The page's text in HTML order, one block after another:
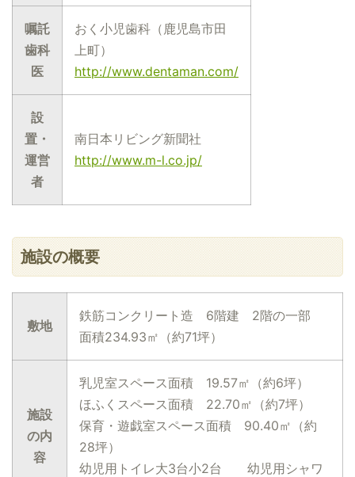
嘱託
歯科
医
おく小児歯科（鹿児島市田
上町）
http://www.dentaman.com/
設
置・
運営
者
南日本リビング新聞社
http://www.m-l.co.jp/
施設の概要
敷地
鉄筋コンクリート造 6階建 2階の一部
面積234.93㎡（約71坪）
施設
の内
容
乳児室スペース面積 19.57㎡（約6坪）
ほふくスペース面積 22.70㎡（約7坪）
保育・遊戯室スペース面積 90.40㎡（約
28坪）
幼児用トイレ大3台小2台 幼児用シャワ